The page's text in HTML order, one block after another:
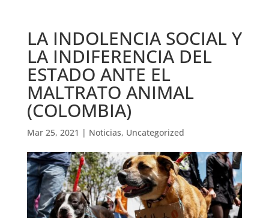
LA INDOLENCIA SOCIAL Y
LA INDIFERENCIA DEL
ESTADO ANTE EL
MALTRATO ANIMAL
(COLOMBIA)
Mar 25, 2021 | Noticias, Uncategorized